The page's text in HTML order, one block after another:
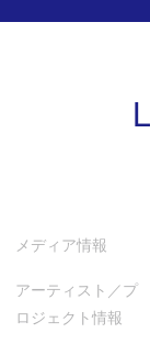
メディア情報
アーティスト／プ
ロジェクト情報